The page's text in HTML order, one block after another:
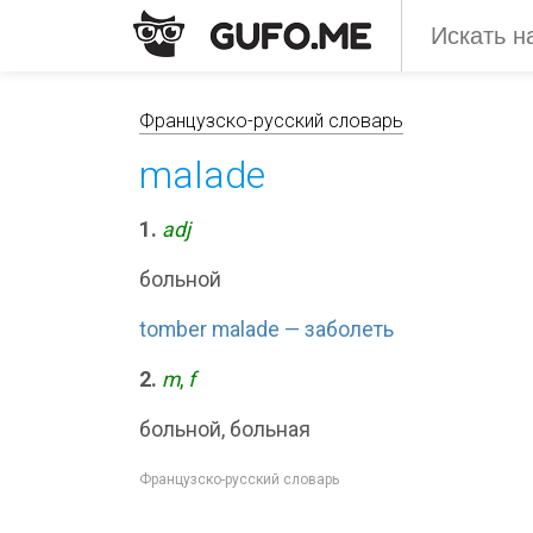
Французско-русский словарь
malade
1. adj
больной
tomber malade — заболеть
2. m, f
больной, больная
Французско-русский словарь